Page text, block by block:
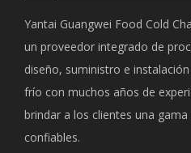
Yantai Guangwei Food Cold
un proveedor integrado de
diseño, suministro e
frío con muchos años de
brindar a los clientes una
confiables.